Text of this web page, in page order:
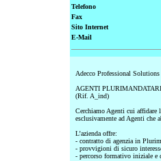
Telefono
Fax
Sito Internet
E-Mail
Adecco Professional
AGENTI
(Rif. A_ind)
Cerchiamo Agenti cui
esclusivamente ad Agenti che
L’azienda offre:
- contratto di agenzia in
- provvigioni di sicuro
- percorso formativo iniziale e